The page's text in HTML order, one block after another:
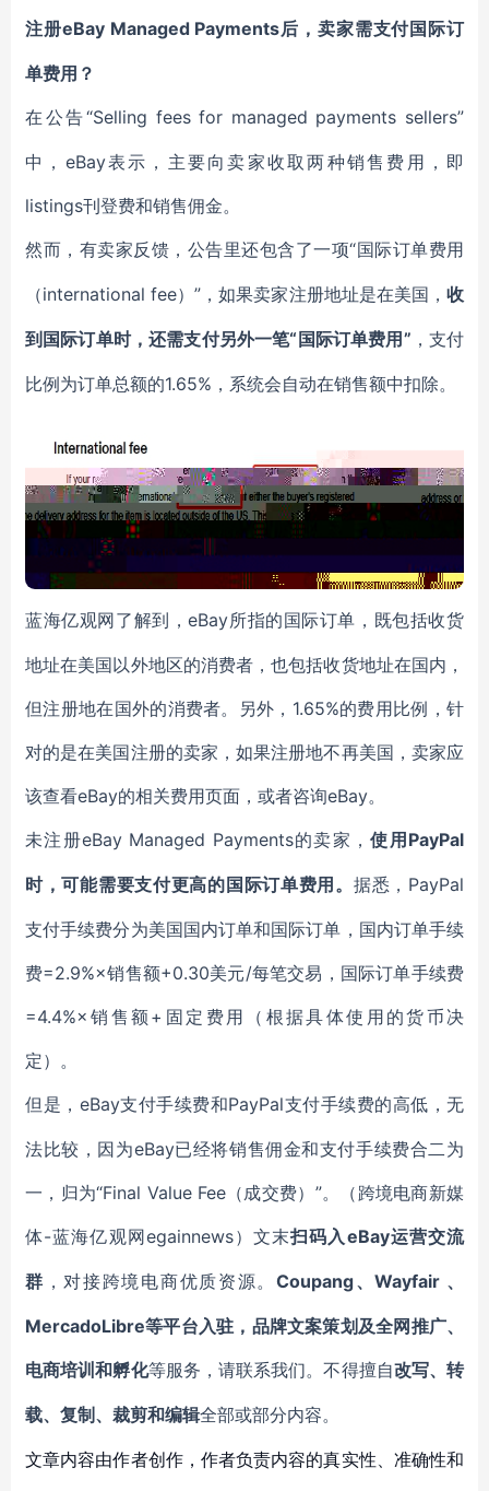
注册eBay Managed Payments后，卖家需支付国际订
单费用？
在公告“Selling fees for managed payments sellers”
中，eBay表示，主要向卖家收取两种销售费用，即
listings刊登费和销售佣金。
然而，有卖家反馈，公告里还包含了一项“国际订单费用
（international fee）”，如果卖家注册地址是在美国， 收
到国际订单时，还需支付另外一笔“国际订单费用” ，支付
比例为订单总额的1.65%，系统会自动在销售额中扣除。
蓝海亿观网了解到，eBay所指的国际订单，既包括收货
地址在美国以外地区的消费者，也包括收货地址在国内，
但注册地在国外的消费者。另外，1.65%的费用比例，针
对的是在美国注册的卖家，如果注册地不再美国，卖家应
该查看eBay的相关费用页面，或者咨询eBay。
未注册eBay Managed Payments的卖家，使用 PayPal
时，可能需要支付更高的国际订单费用。 据悉， PayPal
支付手续费分为美国国内订单和国际订单，国内订单手续
费=2.9%×销售额+0.30美元/每笔交易，国际订单手续费
=4.4%×销售额+固定费用（根据具体使用的货币决
定）。
但是， eBay支付手续费和PayPal支付手续费的高低，无
法比较，因为eBay已经将销售佣金和支付手续费合二为
一，归为“Final Value Fee（成交费）”。（跨境电商新媒
体-蓝海亿观网egainnews）文末扫码入 eBay运营交流
群 ，对接跨境电商优质资源。 Coupang、Wayfair 、
MercadoLibre等平台入驻，品牌文案策划及全网推广、
电商培训和孵化等服务， 请联系我们。不得擅自改写、转
载、复制、裁剪和编辑全部或部分内容。
文章内容由作者创作，作者负责内容的真实性、准确性和